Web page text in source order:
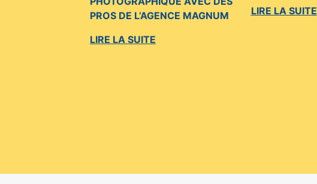
PROS DE L’AGENCE MAGNUM
LIRE LA SUITE
LIRE LA SUITE